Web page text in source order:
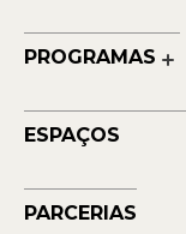
Nossos Números
Quem Faz
Contato
PROGRAMAS
Educação
ESPAÇOS
Musehum
NAVE
PARCERIAS